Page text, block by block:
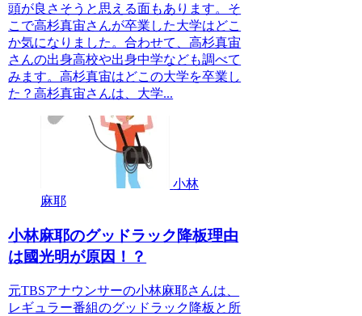
頭が良さそうと思える面もあります。そ
こで高杉真宙さんが卒業した大学はどこ
か気になりました。合わせて、高杉真宙
さんの出身高校や出身中学なども調べて
みます。高杉真宙はどこの大学を卒業し
た？高杉真宙さんは、大学...
小林
麻耶
小林麻耶のグッドラック降板理由
は國光明が原因！？
元TBSアナウンサーの小林麻耶さんは、
レギュラー番組のグッドラック降板と所